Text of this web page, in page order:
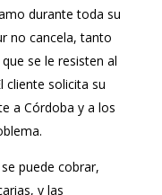
durante toda su
no cancela, tanto
se le resisten al
cliente solicita su
a Córdoba y a los
puede cobrar,
y las